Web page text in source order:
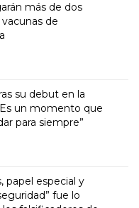
más de dos
de
su debut en la
un momento que
para siempre”
papel especial y
fue lo